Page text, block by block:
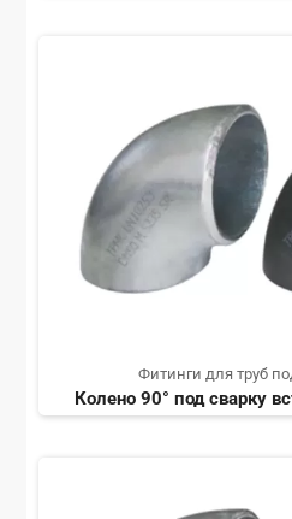
Фитинги для труб
Колено 90° под сварку